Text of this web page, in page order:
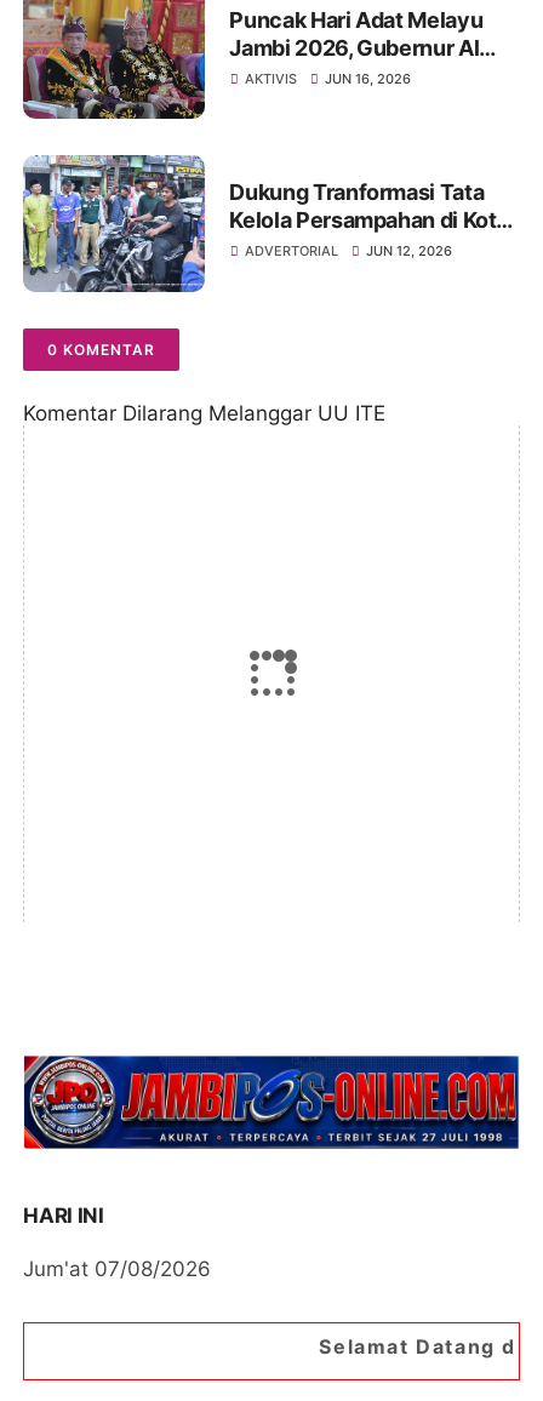
Puncak Hari Adat Melayu
Jambi 2026, Gubernur Al
Haris Ajak Masyarakat
AKTIVIS JUN 16, 2026
Dukung Tranformasi Tata
Kelola Persampahan di Kota
Jambi, Masyarakat Solok
ADVERTORIAL JUN 12, 2026
0 KOMENTAR
Komentar Dilarang Melanggar UU ITE
HARI INI
Jum'at 07/08/2026
Selamat Datang di Portal Berita